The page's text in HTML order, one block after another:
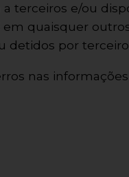
terceiros e/ou
em quaisquer
detidos por
nas